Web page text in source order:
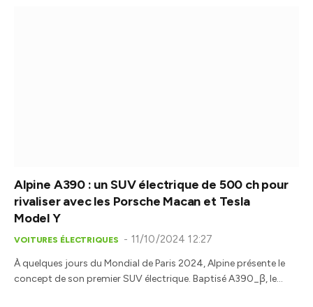
Alpine A390 : un SUV électrique de 500 ch pour
rivaliser avec les Porsche Macan et Tesla
Model Y
VOITURES ÉLECTRIQUES 11/10/2024 12:27
À quelques jours du Mondial de Paris 2024, Alpine présente le
concept de son premier SUV électrique. Baptisé A390_β, le…